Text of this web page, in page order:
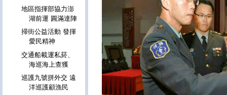
地區指揮部協力澎
湖前運 圓滿達陣
掃街公益活動 發揮
愛民精神
交通船載運私菸、
海巡海上查獲
巡護九號拼外交 遠
洋巡護顧漁民